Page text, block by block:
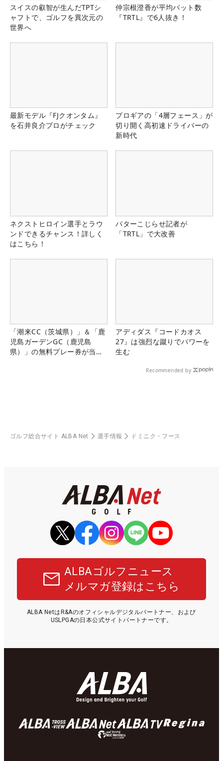
スイスの叡智が生んだTPTシ
ャフトで、ゴルフを異次元の
世界へ
仲宗根澄香が平均パット数
『TRTL』で6人抜き！
最新モデル『FJクオンタム』
を石井良介プロがチェック
プロギアの「4層フェース」が
切り開く高初速ドライバーの
新時代
ネクストヒロイン選手とラウ
ンドできるチャンス！詳しく
はこちら！
パターこじらせ記者が
「TRTL」で大改善
「潮来CC（茨城県）」＆「鹿
児島ガーデンGC（鹿児島
県）」の無料プレー券が当た
アディダス『コードカオス
27』は強烈な蹴りでパワーを
生む
Recommended by
ゴルフ総合サイト ALBA Net 選手情報 ドミニク・フース
ALBAゴルフニュース
メルマガ登録はこちら
ALBA NetはR&Aのオフィシャルデジタルパートナー、および
USLPGAの日本公式サイトパートナーです。